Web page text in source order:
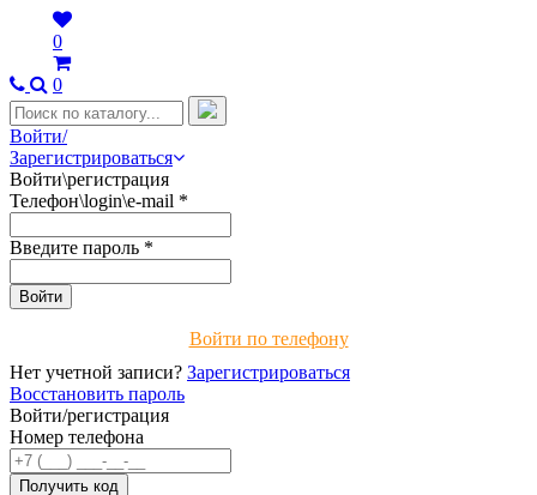
0
0
Войти/
Зарегистрироваться
Войти\регистрация
Телефон\login\e-mail *
Введите пароль *
Войти по телефону
Нет учетной записи? Зарегистрироваться
Восстановить пароль
Войти/регистрация
Номер телефона